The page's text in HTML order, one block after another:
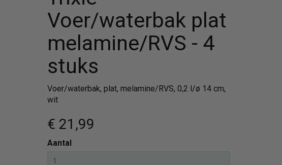
Voer/waterbak plat
melamine/RVS - 4
stuks
Voer/waterbak, plat, melamine/RVS, 0,2 l/ø 14 cm,
wit
€ 21 ,99
Aantal